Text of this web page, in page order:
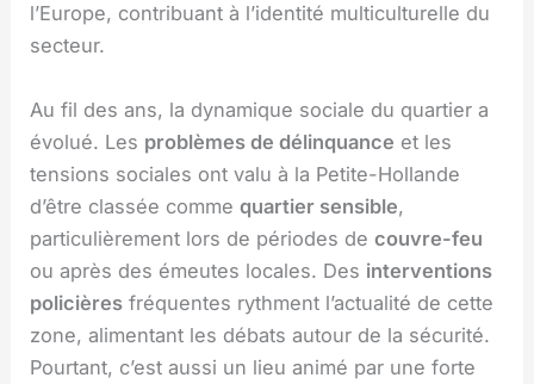
l’Europe, contribuant à l’identité multiculturelle du
secteur.
Au fil des ans, la dynamique sociale du quartier a
évolué. Les problèmes de délinquance et les
tensions sociales ont valu à la Petite-Hollande
d’être classée commequartier sensible,
particulièrement lors de périodes decouvre-feu
ou après des émeutes locales. Des interventions
policières fréquentes rythment l’actualité de cette
zone, alimentant les débats autour de la sécurité.
Pourtant, c’est aussi un lieu animé par une forte